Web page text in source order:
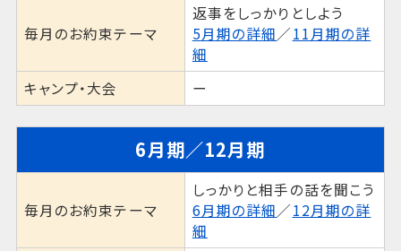
毎月のお約束テーマ
返事をしっかりとしよう
5月期の詳細／11月期の詳
細
キャンプ・大会
ー
6月期／12月期
毎月のお約束テーマ
しっかりと相手の話を聞こう
6月期の詳細／12月期の詳
細